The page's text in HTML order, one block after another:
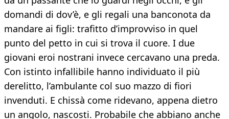
domandi di dov’è, e gli regali una banconota da
mandare ai figli: trafitto d’improvviso in quel
punto del petto in cui si trova il cuore. I due
giovani eroi nostrani invece cercavano una preda.
Con istinto infallibile hanno individuato il più
derelitto, l’ambulante col suo mazzo di fiori
invenduti. E chissà come ridevano, appena dietro
un angolo, nascosti. Probabile che abbiano anche